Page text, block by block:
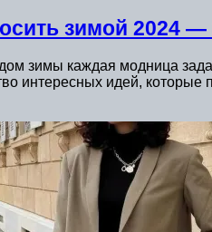
зимой 2024
зимы каждая модница
интересных идей, которые